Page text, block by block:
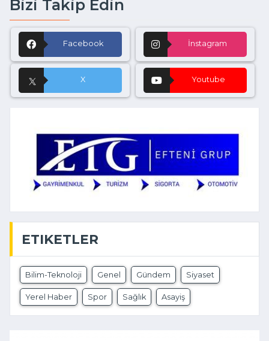
Bizi Takip Edin
Facebook İnstagram
X Youtube
ETIKETLER
Bilim-Teknoloji Genel Gündem Siyaset
Yerel Haber Spor Sağlık Asayiş